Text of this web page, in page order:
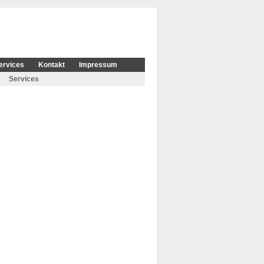
Kontakt
Impressum
Services